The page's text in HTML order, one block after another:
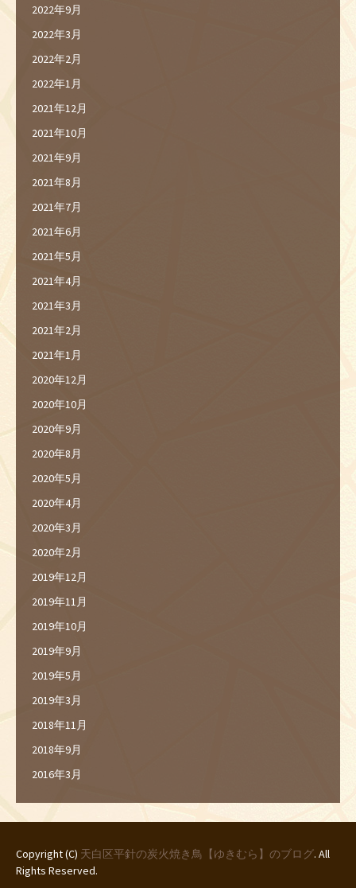
2022年9月
2022年3月
2022年2月
2022年1月
2021年12月
2021年10月
2021年9月
2021年8月
2021年7月
2021年6月
2021年5月
2021年4月
2021年3月
2021年2月
2021年1月
2020年12月
2020年10月
2020年9月
2020年8月
2020年5月
2020年4月
2020年3月
2020年2月
2019年12月
2019年11月
2019年10月
2019年9月
2019年5月
2019年3月
2018年11月
2018年9月
2016年3月
Copyright (C) 天白区平針の炭火焼き鳥【ゆきむら】のブログ. All
Rights Reserved.